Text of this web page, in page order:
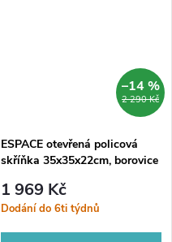
2 290 Kč
–14 %
ESPACE otevřená policová
skříňka 35x35x22cm, borovice
1 969 Kč
Dodání do 6ti týdnů